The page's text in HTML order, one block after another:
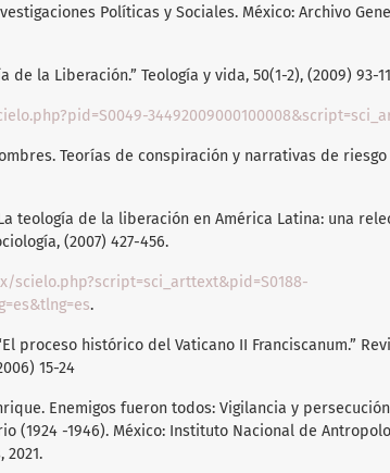
Políticas y Sociales. México: Archivo
de la Liberación.” Teología y vida, 50(1-2), (2009) 93-
Teorías de conspiración y narrativas de riesgo
teología de la liberación en América Latina: una
(2007) 427-456.
scielo.php?script=sci_arttext&pid=S0188-
.
proceso histórico del Vaticano II Franciscanum.”
15-24
Enemigos fueron todos: Vigilancia y
(1924 -1946). México: Instituto Nacional de
2021.